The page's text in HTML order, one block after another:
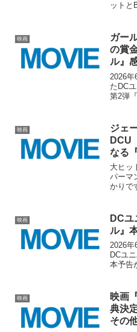
ットと
はスチ
映画
ガー
の賞
ル』
2026
たDC
第2弾
スター
映画
ジェ
DCU
なる
を発
開！
大ヒッ
パーマ
かりで
作のタ
た！！
映画
DC
ル』
2026年
DCユ
本予告
ており
ったク
映画
映画
典決
その